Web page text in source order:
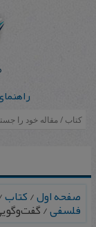
صفحه اول/کتاب
فلسفی/